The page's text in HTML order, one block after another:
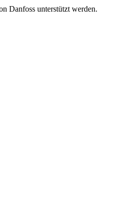
Danfoss unterstützt werden.